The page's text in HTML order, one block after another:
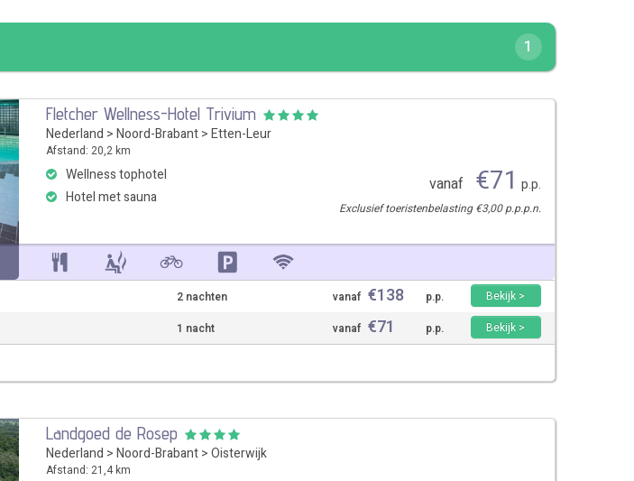
1
Fletcher Wellness-Hotel Trivium
Nederland > Noord-Brabant> Etten-Leur
Afstand: 20,2 km
Wellness tophotel
Hotel met sauna
vanaf €71 p.p.
Exclusief toeristenbelasting €3,00 p.p.p.n.
2 nachten vanaf €138 p.p.
Bekijk >
1 nacht vanaf €71 p.p. Bekijk >
Landgoed de Rosep
Nederland > Noord-Brabant> Oisterwijk
Afstand: 21,4 km